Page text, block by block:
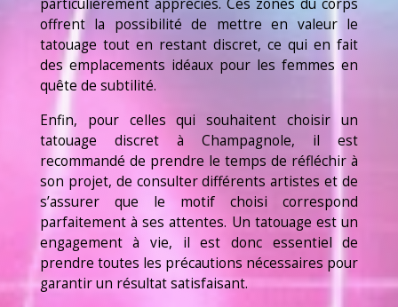
particulièrement appréciés. Ces zones du corps
offrent la possibilité de mettre en valeur le
tatouage tout en restant discret, ce qui en fait
des emplacements idéaux pour les femmes en
quête de subtilité.
Enfin, pour celles qui souhaitent choisir un
tatouage discret à Champagnole, il est
recommandé de prendre le temps de réfléchir à
son projet, de consulter différents artistes et de
s’assurer que le motif choisi correspond
parfaitement à ses attentes. Un tatouage est un
engagement à vie, il est donc essentiel de
prendre toutes les précautions nécessaires pour
garantir un résultat satisfaisant.